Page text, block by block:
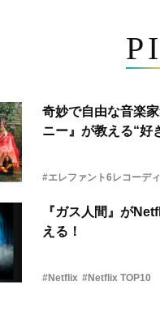
奇妙で自由な音楽
ニー』が教える“好
#エレファント6レコーデ
『ガス人間』が
える！
#Netflix #Netflix TOP10